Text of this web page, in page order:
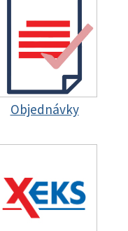
Objednávky